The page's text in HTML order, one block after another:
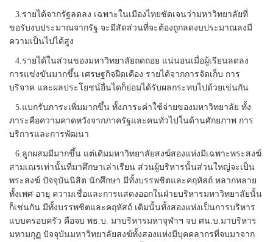
3.รายได้จากรัฐลดลง เฉพาะในเมืองไทยชัดเจนว่ามหาวิทยาลัยที่
ขอรับงบประมาณจากรัฐ จะมีสัดส่วนที่จะต้องถูกลดงบประมาณลงมี
ความเป็นไปได้สูง
4.รายได้ในส่วนของมหาวิทยาลัยถดถอย แน่นอนเมื่อผู้เรียนลดลง
การแข่งขันมากขึ้น เศรษฐกิจฝืดเคือง รายได้จากการจัดเก็บ การ
บริจาค และผลประโยชน์อื่นไดก็ย่อมได้รับผลกระทบไปด้วยเข่นกัน
5.แบกรับภาระเพิ่มมากขึ้น ทั้งภาระค่าใช้จ่ายของมหาวิทยาลัย ทั้ง
ภาระคือความคาดหวังจากภาครัฐและคนทั่วไปในด้านศักยภาพ การ
บริการและการพัฒนา
6.ลูกผสมมีมากขึ้น แต่เดิมมหาวิทยาลัยสงฆ์สองแห่งมีเฉพาะพระสงฆ์
สามเณรเท่านั้นที่มาศึกษาเล่าเรียน ส่วนผู้บริหารนั้นส่วนใหญ่จะเป็น
พระสงฆ์ ปัจจุบันนิสิต นักศึกษา มีทั้งบรรพชิตและคฤหัสถ์ หลากหลาย
ทั้งเพศ อายุ ความเชื่อและการแสดงออกในฝ่ายบริหารมหาวิทยาลัยนั้น
ก็เช่นกัน มีทั้งบรรพชิตและคฤหัสถ์ เดิมนั้นทั้งสองแห่งเป็นการบริหาร
แบบครอบครัว คือจบ พธ.บ. มาบริหารมหาจุฬาฯ จบ ศน.บ.มาบริหาร
มหามกุฏ ปัจจุบันมหาวิทยาลัยสงฆ์ทั้งสองแห่งมีบุคคลากรที่จบมาจาก